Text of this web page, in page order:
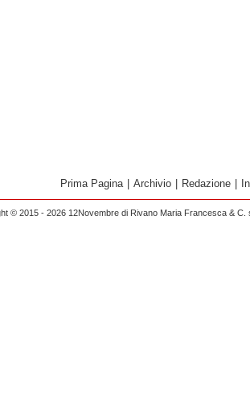
Prima Pagina | Archivio | Redazione |
© 2015 - 2026 12Novembre di Rivano Maria Francesca &